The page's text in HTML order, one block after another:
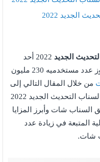
الجديد 2022
الجديد
2022 أحد
تطبيقات التواصل الاجتماعي الذي تجاوز عدد مستخدميه 230 مليون
من خلال المقال التالي إلى
موضوع كيف اعرف عدد متابعيني في السناب التحديث الجديد 2022
شات وأبرز المزايا
المتبعة في زيادة عدد
شات.